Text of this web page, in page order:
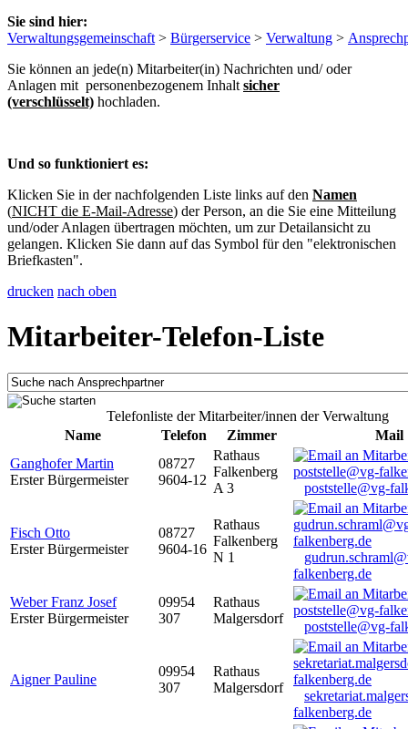
Sie sind hier:
Verwaltungsgemeinschaft > Bürgerservice > Verwaltung >
Sie können an jede(n) Mitarbeiter(in) Nachrichten und/ oder
Anlagen mit personenbezogenem Inhalt sicher
(verschlüsselt) hochladen.
Und so funktioniert es:
Klicken Sie in der nachfolgenden Liste links auf den Namen
(NICHT die E-Mail-Adresse) der Person, an die Sie eine Mitteilung
und/oder Anlagen übertragen möchten, um zur Detailansicht zu
gelangen. Klicken Sie dann auf das Symbol für den "elektronischen
Briefkasten".
drucken nach oben
Mitarbeiter-Telefon-Liste
Telefonliste der Mitarbeiter/innen der Verwaltung
Name
Telefon Zimmer
Mail
Ganghofer Martin
Erster Bürgermeister
08727
9604-12
Rathaus
Falkenberg
A 3
poststelle@vg-
Fisch Otto
Erster Bürgermeister
08727
9604-16
Rathaus
Falkenberg
N 1
falkenberg.de
Weber Franz Josef
Erster Bürgermeister
09954
307
Rathaus
Malgersdorf
poststelle@vg-
Aigner Pauline
09954
307
Rathaus
Malgersdorf
falkenberg.de